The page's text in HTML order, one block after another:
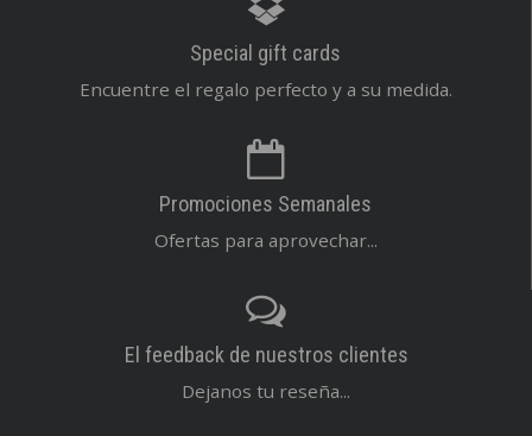
Special gift cards
Encuentre el regalo perfecto y a su medida.
Promociones Semanales
Ofertas para aprovechar...
El feedback de nuestros clientes
Dejanos tu reseña...